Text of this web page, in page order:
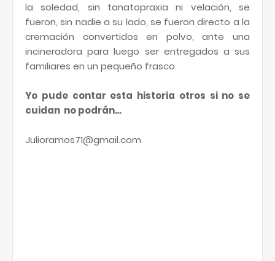
la soledad, sin tanatopraxia ni velación, se
fueron, sin nadie a su lado, se fueron directo a la
cremación convertidos en polvo, ante una
incineradora para luego ser entregados a sus
familiares en un pequeño frasco.
Yo pude contar esta historia otros si no se
cuidan no podrán…
Julioramos71@gmail.com